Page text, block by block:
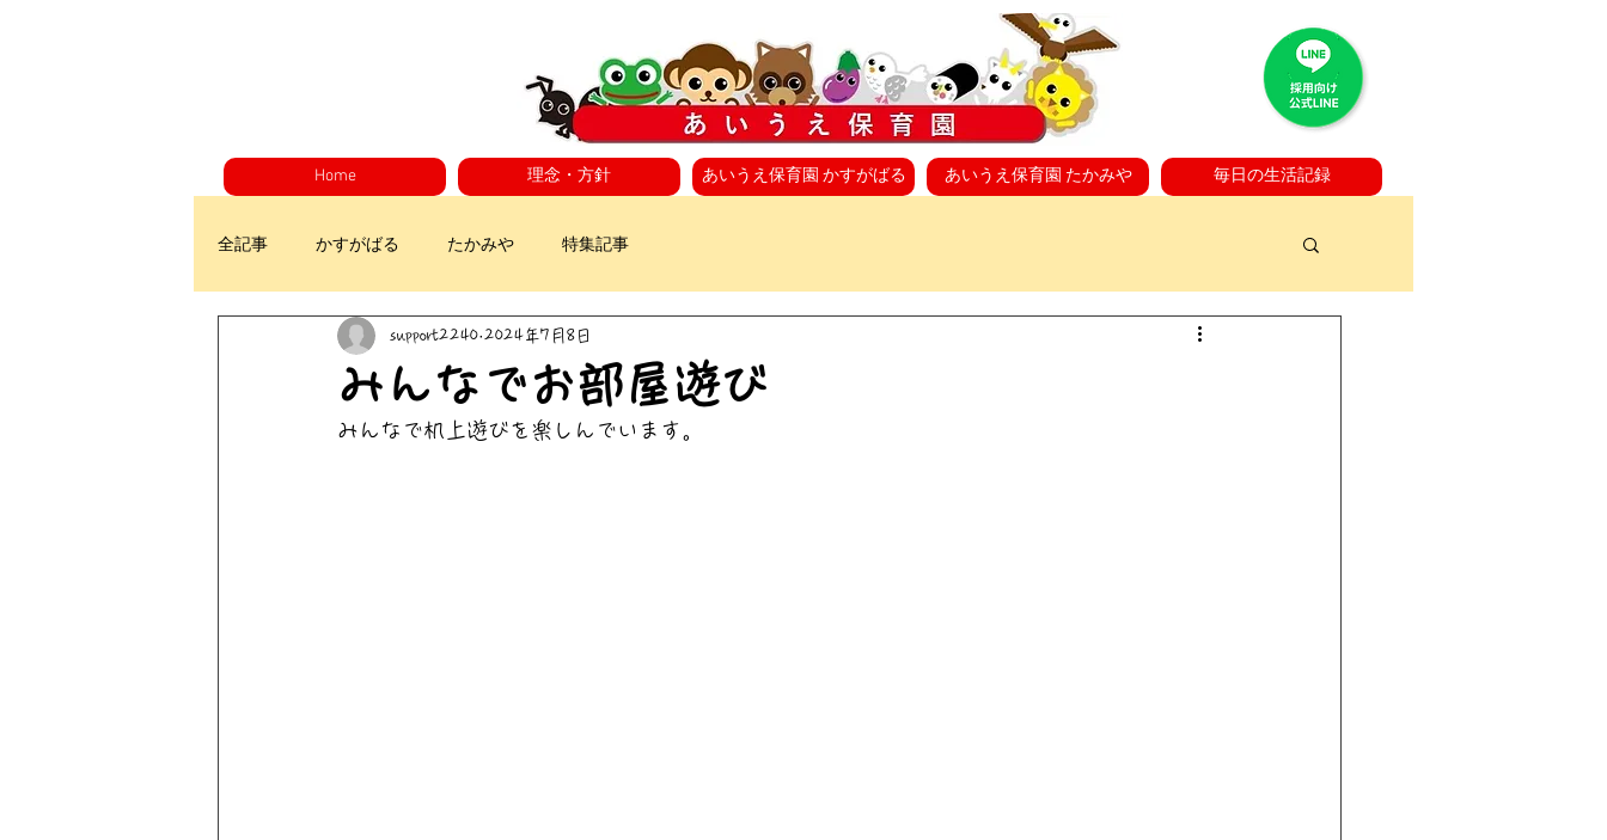
Home 理念・方針 あいうえ保育園 かすがばる あいうえ保育園 たかみや 毎日の生活記録
全記事 かすがばる たかみや 特集記事
みんなでお部屋遊び
support2240 2024年7月8日
みんなで机上遊びを楽しんでいます。